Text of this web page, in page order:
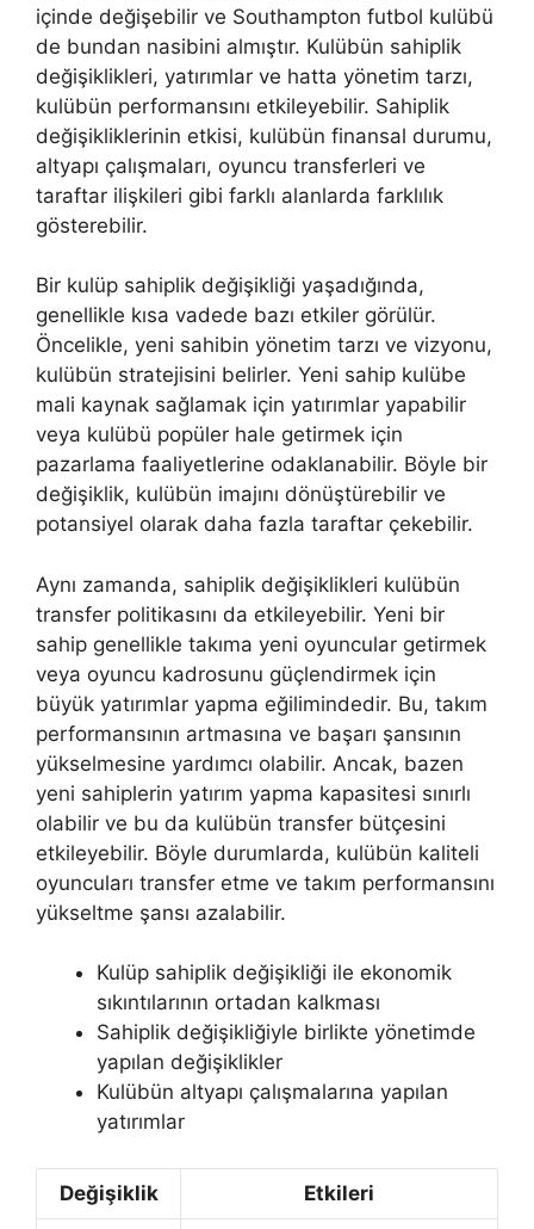
içinde değişebilir ve Southampton futbol kulübü
de bundan nasibini almıştır. Kulübün sahiplik
değişiklikleri, yatırımlar ve hatta yönetim tarzı,
kulübün performansını etkileyebilir. Sahiplik
değişikliklerinin etkisi, kulübün finansal durumu,
altyapı çalışmaları, oyuncu transferleri ve
taraftar ilişkileri gibi farklı alanlarda farklılık
gösterebilir.
Bir kulüp sahiplik değişikliği yaşadığında,
genellikle kısa vadede bazı etkiler görülür.
Öncelikle, yeni sahibin yönetim tarzı ve vizyonu,
kulübün stratejisini belirler. Yeni sahip kulübe
mali kaynak sağlamak için yatırımlar yapabilir
veya kulübü popüler hale getirmek için
pazarlama faaliyetlerine odaklanabilir. Böyle bir
değişiklik, kulübün imajını dönüştürebilir ve
potansiyel olarak daha fazla taraftar çekebilir.
Aynı zamanda, sahiplik değişiklikleri kulübün
transfer politikasını da etkileyebilir. Yeni bir
sahip genellikle takıma yeni oyuncular getirmek
veya oyuncu kadrosunu güçlendirmek için
büyük yatırımlar yapma eğilimindedir. Bu, takım
performansının artmasına ve başarı şansının
yükselmesine yardımcı olabilir. Ancak, bazen
yeni sahiplerin yatırım yapma kapasitesi sınırlı
olabilir ve bu da kulübün transfer bütçesini
etkileyebilir. Böyle durumlarda, kulübün kaliteli
oyuncuları transfer etme ve takım performansını
yükseltme şansı azalabilir.
Kulüp sahiplik değişikliği ile ekonomik
sıkıntılarının ortadan kalkması
Sahiplik değişikliğiyle birlikte yönetimde
yapılan değişiklikler
Kulübün altyapı çalışmalarına yapılan
yatırımlar
Değişiklik Etkileri